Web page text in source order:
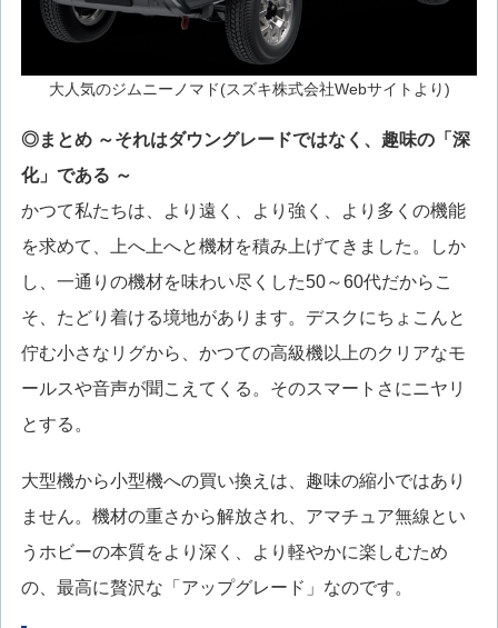
大人気のジムニーノマド(スズキ株式会社Webサイトより)
◎まとめ ～それはダウングレードではなく、趣味の「深
化」である ～
かつて私たちは、より遠く、より強く、より多くの機能
を求めて、上へ上へと機材を積み上げてきました。しか
し、一通りの機材を味わい尽くした50～60代だからこ
そ、たどり着ける境地があります。デスクにちょこんと
佇む小さなリグから、かつての高級機以上のクリアなモ
ールスや音声が聞こえてくる。そのスマートさにニヤリ
とする。
大型機から小型機への買い換えは、趣味の縮小ではあり
ません。機材の重さから解放され、アマチュア無線とい
うホビーの本質をより深く、より軽やかに楽しむため
の、最高に贅沢な「アップグレード」なのです。